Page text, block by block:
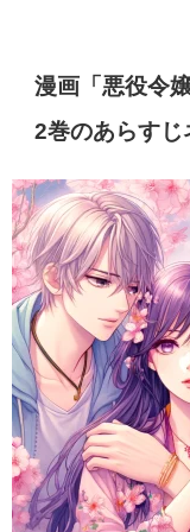
漫画「悪役令
2巻のあらすじ